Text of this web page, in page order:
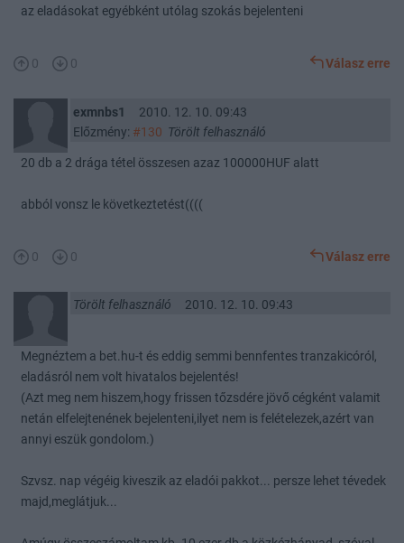
az eladásokat egyébként utólag szokás bejelenteni
0 0 Válasz erre
exmnbs1
2010. 12. 10. 09:43
Előzmény: #130 Törölt felhasználó
20 db a 2 drága tétel összesen azaz 100000HUF alatt
abból vonsz le következtetést((((
0 0 Válasz erre
Törölt felhasználó 2010. 12. 10. 09:43
Megnéztem a bet.hu-t és eddig semmi bennfentes tranzakicóról,
eladásról nem volt hivatalos bejelentés!
(Azt meg nem hiszem,hogy frissen tőzsdére jövő cégként valamit
netán elfelejtenének bejelenteni,ilyet nem is felételezek,azért van
annyi eszük gondolom.)
Szvsz. nap végéig kiveszik az eladói pakkot... persze lehet tévedek
majd,meglátjuk...